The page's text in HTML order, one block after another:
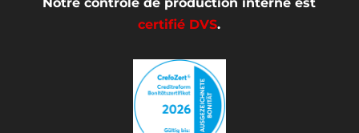
certifié DVS.